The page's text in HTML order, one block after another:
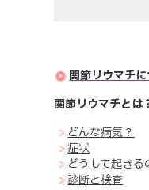
関節リウマチ
関節リウマチとは
> どんな病気？
> 症状
> どうして起きる
> 診断と検査